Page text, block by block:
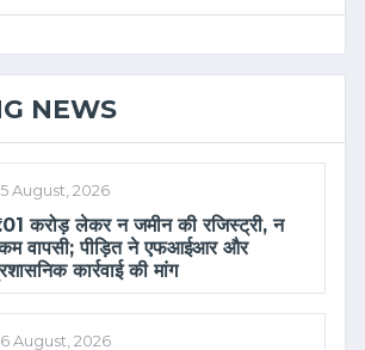
NEWS
August, 2026
करोड़ लेकर न जमीन की रजिस्ट्री, न
वापसी; पीड़ित ने एफआईआर और
कार्रवाई की मांग
August, 2026